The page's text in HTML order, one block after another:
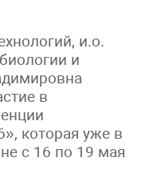
и.о.
и
в
которая уже в
с 16 по 19 мая